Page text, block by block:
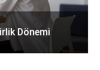
Dönemi